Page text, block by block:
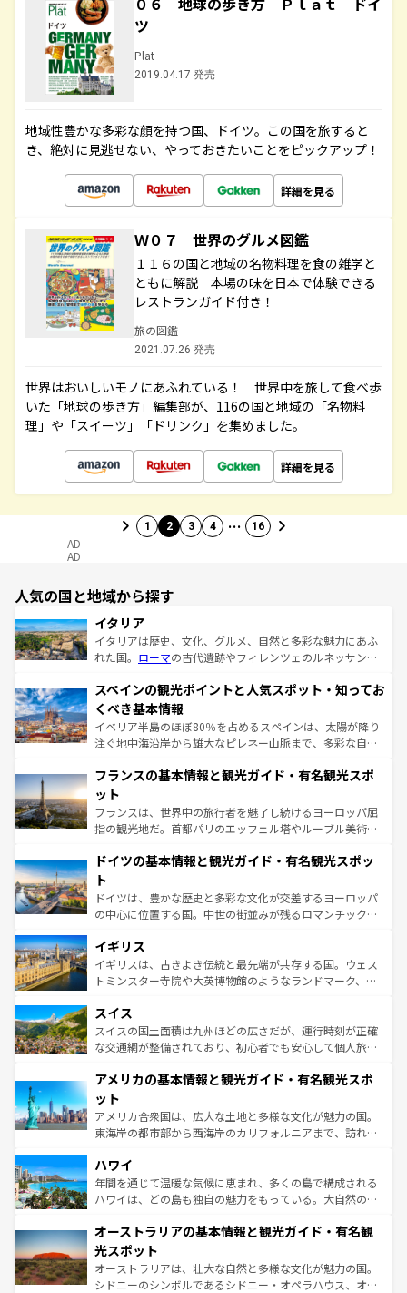
ツ
Plat
2019.04.17 発売
地域性豊かな多彩な顔を持つ国、ドイツ。この国を旅すると
き、絶対に見逃せない、やっておきたいことをピックアップ！
詳細を見る
Ｗ０７ 世界のグルメ図鑑
１１６の国と地域の名物料理を食の雑学と
ともに解説 本場の味を日本で体験できる
レストランガイド付き！
旅の図鑑
2021.07.26 発売
世界はおいしいモノにあふれている！ 世界中を旅して食べ歩
いた「地球の歩き方」編集部が、116の国と地域の「名物料
理」や「スイーツ」「ドリンク」を集めました。
詳細を見る
1 2 3 4 … 16
AD
AD
人気の国と地域から探す
イタリア
イタリアは歴史、文化、グルメ、自然と多彩な魅力にあふ
れた国。 ローマの古代遺跡やフィレンツェのルネッサンス
ろん、トスカーナの美しい田園風景やアマルフィ海岸の絶
景など、自然景観も見逃せない。観光の合間には、本場の
ピザやパスタなど、絶品のイタリア料理を堪能することも
できる。朝目覚めてから夜眠るまで、すべての瞬間を楽し
なお、新着のイタリア情報はコンテンツ一覧を参照してほ
しい。
スペインの観光ポイントと人気スポット・知ってお
くべき基本情報
イベリア半島のほぼ80％を占めるスペインは、太陽が降り
注ぐ地中海沿岸から雄大なピレネー山脈まで、多彩な自然
文化が根付くこの国では、情熱的なフラメンコ、熱気あふ
れる闘牛、そして美味しいタパスが生活の一部となってい
る。首都マドリードの洗練された雰囲気や、バルセロナの
アートに溢れた街角から、地方では古代ローマ遺跡や中世
せる。地方によって風土や気候が異なるスペインはその個
ンテンツ一覧 を参照してほしい。
フランスの基本情報と観光ガイド・有名観光スポ
ット
フランスは、世界中の旅行者を魅了し続けるヨーロッパ屈
指の観光地だ。首都パリのエッフェル塔やルーブル美術館
で、幅広い魅力が詰まっている。華麗な宮殿、歴史的な大
聖堂、美しいビーチ、そして豊かな自然が、訪れる者を心
から魅了する。また、フランスは美食の国としても知ら
れ、フランス料理はユネスコ無形文化遺産にも登録されて
香り高いラベンダー畑など、多彩な楽しみ方が可能だ。さ
らに、パリ以外の地域にも魅力が溢れており、どの街角に
も豊かな歴史と文化が息づいている。パリ以外の個性あふ
を参照してほしい。
ドイツの基本情報と観光ガイド・有名観光スポッ
ト
ドイツは、豊かな歴史と多彩な文化が交差するヨーロッパ
の中心に位置する国。中世の街並みが残るロマンチック街
顔を持つこの国は、どこを歩いても飽きることがない。ベ
ルリンの文化的活気、バイエルン州のアルプスの絶景、そ
してライン川沿いのワイン畑といった風景は必見。ビール
は、お酒好きな人にはぜひ体験してほしい。 なお、新着の
ドイツ情報はコンテンツ一覧を参照してほしい。
イギリス
イギリスは、古きよき伝統と最先端が共存する国。ウェス
トミンスター寺院や大英博物館のようなランドマーク、歴
リアごとに異なる魅力がある。また、優雅なアフタヌーン
ティー、ビール好きにはたまらない英国パブ、サッカー観
戦など、本場だからこそできる体験も豊富。イギリスを旅
ンツ一覧を参照してほしい。
スイス
スイスの国土面積は九州ほどの広さだが、運行時刻が正確
な交通網が整備されており、初心者でも安心して個人旅行
の建物がそのまま残る町や、スイスならではのユニークな
博物館もあり、アルプス観光だけでなく町歩きも満喫する
ことができる。国民の所得が高いため物価も高いが、旅行
者向けの交通パス提供のサービスもあり、うまく活用すれ
着のスイス情報は
アメリカの基本情報と観光ガイド・有名観光スポ
ット
アメリカ合衆国は、広大な土地と多様な文化が魅力の国。
東海岸の都市部から西海岸のカリフォルニアまで、訪れる
のような巨大都市は、観光、ショッピング、エンターテイ
ンメントが詰まった刺激的なスポットだ。一方、アメリカ
西部には大自然が広がり、グランドキャニオンやイエロー
部のニューオーリンズでは、音楽と美食が融合した独特の
文化が魅力。旅行者はアメリカの各地域で異なる魅力を楽
しみながら、その多様性と豊かな歴史を感じることができ
るだろう。車でのロードトリップや列車の旅も、アメリカ
ハワイ
年間を通じて温暖な気候に恵まれ、多くの島で構成される
ハワイは、どの島も独自の魅力をもっている。大自然の神
ワイ島は見逃せない。また、定番の観光地といえばオアフ
島だが、静かな自然を求めるならマウイ島やカウアイ島が
おすすめ。エメラルドグリーンに輝く海をはじめ、豊かな
文化や歴史が息づいている。「アロハスピリット」と呼ば
オーストラリアの基本情報と観光ガイド・有名観
光スポット
オーストラリアは、壮大な自然と多様な文化が魅力の国。
シドニーのシンボルであるシドニー・オペラハウス、オー